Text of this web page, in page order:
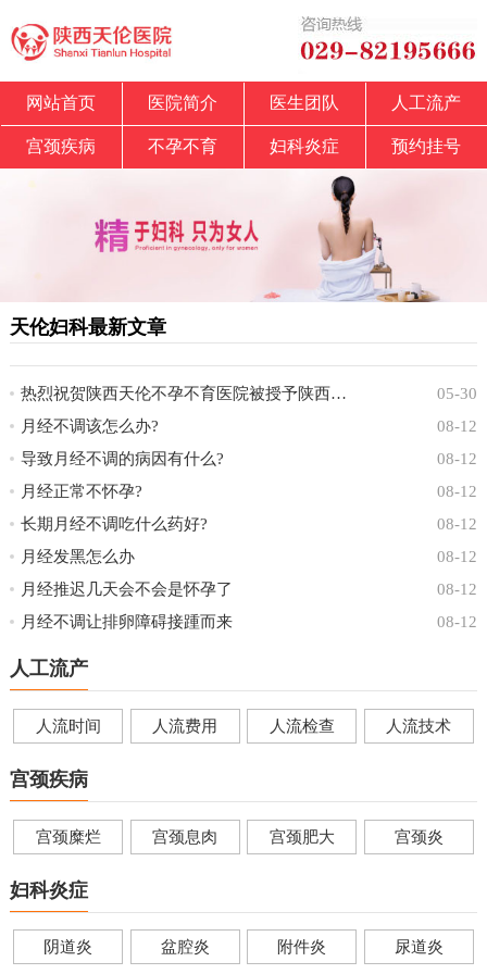
网站首页 医院简介 医生团队 人工流产
宫颈疾病 不孕不育 妇科炎症 预约挂号
天伦妇科最新文章
05-30
热烈祝贺陕西天伦不孕不育医院被授予陕西省中
08-12
月经不调该怎么办?
08-12
导致月经不调的病因有什么?
08-12
月经正常不怀孕?
08-12
长期月经不调吃什么药好?
08-12
月经发黑怎么办
08-12
月经推迟几天会不会是怀孕了
08-12
月经不调让排卵障碍接踵而来
人工流产
人流时间 人流费用 人流检查 人流技术
宫颈疾病
宫颈糜烂 宫颈息肉 宫颈肥大 宫颈炎
妇科炎症
阴道炎 盆腔炎 附件炎 尿道炎